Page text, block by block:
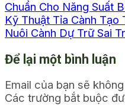
Chuẩn Cho Năng Suất
Kỹ Thuật Tỉa Cành Tạo
Nuôi Cành Dự Trữ Sai
Để lại một bình luận
Email của bạn sẽ
Các trường bắt buộc